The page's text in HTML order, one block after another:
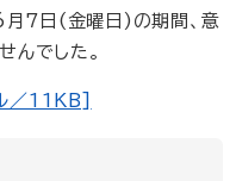
7日(金曜日)の期間、意
んでした。
／11KB]